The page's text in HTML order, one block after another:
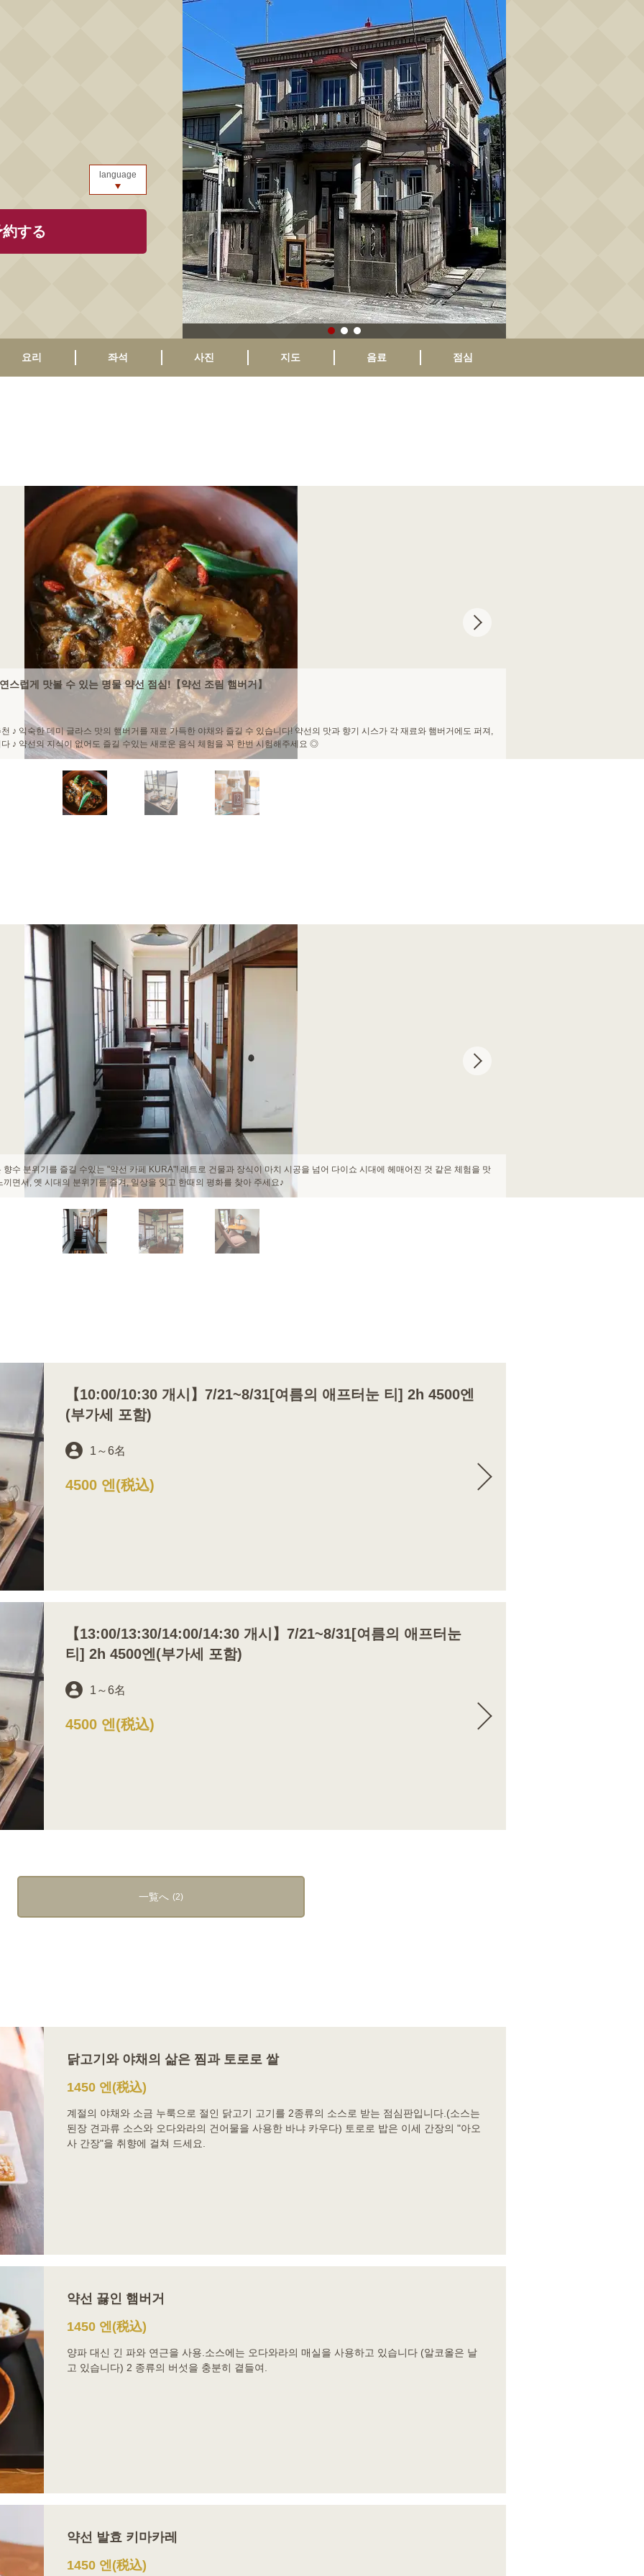
する
language
요리 좌석 사진 지도 음료 점심
하게…♪【계절의 애프터눈 티 코스】
길 수 있는 애프터눈 티 코스☆핫은 물론, 차가운 차나 약선차가 제공되어 더위를 잊게 해 주는 시원한 시간을 보낼 수 있습니다♪
레트로한 분위기 속에서 리프레쉬 할 수 있는 호화스러운 체험을 즐겨 주세요◎
감도는 아름다운 다다미와 나무의 향기가 마음을 완화합니다 ♪ 섬세한 일본식 장식과 바닥 사이에서 마치 시간을 넘은 일본의 아
은 마음과 몸을 긴장시키고 일상적인 소음을 잊는 치유를 가져옵니다.시대의 미의식을 상상하면서 멋진 식사를 즐기십시오!
【10:00/10:30 개시】7/21~8/31[여름의 애프터눈 티] 2h 4500엔
(부가세 포함)
1 ～6名
4500 엔 (税込)
【13:00/13:30/14:00/14:30 개시】7/21~8/31[여름의 애프터눈
티] 2h 4500엔(부가세 포함)
1 ～6名
4500 엔 (税込)
一覧へ (2)
닭고기와 야채의 삶은 찜과 토로로 쌀
1450 엔 (税込)
계절의 야채와 소금 누룩으로 절인 닭고기 고기를 2종류의 소스로 받는 점심판입니다.(소스는
된장 견과류 소스와 오다와라의 건어물을 사용한 바냐 카우다) 토로로 밥은 이세 간장의 "아오
사 간장"을 취향에 걸쳐 드세요.
약선 끓인 햄버거
1450 엔 (税込)
양파 대신 긴 파와 연근을 사용.소스에는 오다와라의 매실을 사용하고 있습니다 (알코올은 날
고 있습니다) 2 종류의 버섯을 충분히 곁들여.
약선 발효 키마카레
1450 엔 (税込)